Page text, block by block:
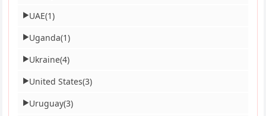
▶UAE(1)
▶Uganda(1)
▶Ukraine(4)
▶United States(3)
▶Uruguay(3)